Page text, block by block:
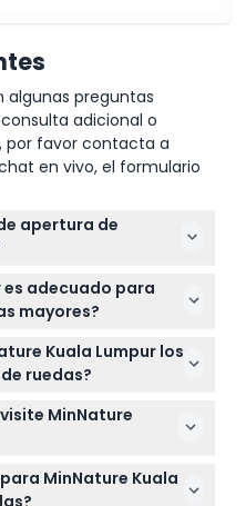
algunas preguntas
adicional o
por favor contacta a
en vivo, el formulario
apertura de
abierto todos los días
última entrada a las
los primeros tres días
a cambios — por favor
reserva).
es adecuado para
mayores?
entran gratis pero
por un adulto que
las personas mayores
de entrada con
Kuala Lumpur los
ruedas?
Lumpur es
y los usuarios de
gratis cuando están
que pague el precio
MinNature
o cámara con
para capturar
MinNature Kuala